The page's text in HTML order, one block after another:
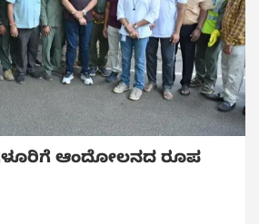
ಆಂದೋಲನದ ರೂಪ